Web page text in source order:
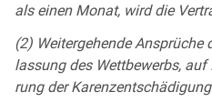
als ei­nen Mo­nat, wird die
(2) Wei­ter­ge­hen­de
las­sung des Wett­be­werbs,
rung der